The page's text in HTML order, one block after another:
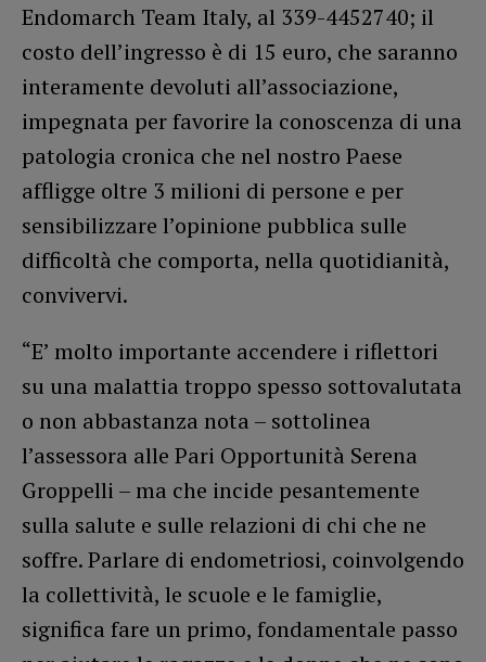
Endomarch Team Italy, al 339-4452740; il
costo dell’ingresso è di 15 euro, che saranno
interamente devoluti all’associazione,
impegnata per favorire la conoscenza di una
patologia cronica che nel nostro Paese
affligge oltre 3 milioni di persone e per
sensibilizzare l’opinione pubblica sulle
difficoltà che comporta, nella quotidianità,
convivervi.
“E’ molto importante accendere i riflettori
su una malattia troppo spesso sottovalutata
o non abbastanza nota – sottolinea
l’assessora alle Pari Opportunità Serena
Groppelli – ma che incide pesantemente
sulla salute e sulle relazioni di chi che ne
soffre. Parlare di endometriosi, coinvolgendo
la collettività, le scuole e le famiglie,
significa fare un primo, fondamentale passo